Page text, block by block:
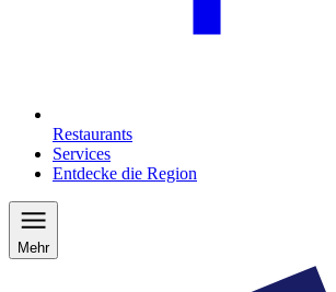
Restaurants
Services
Entdecke die Region
Mehr